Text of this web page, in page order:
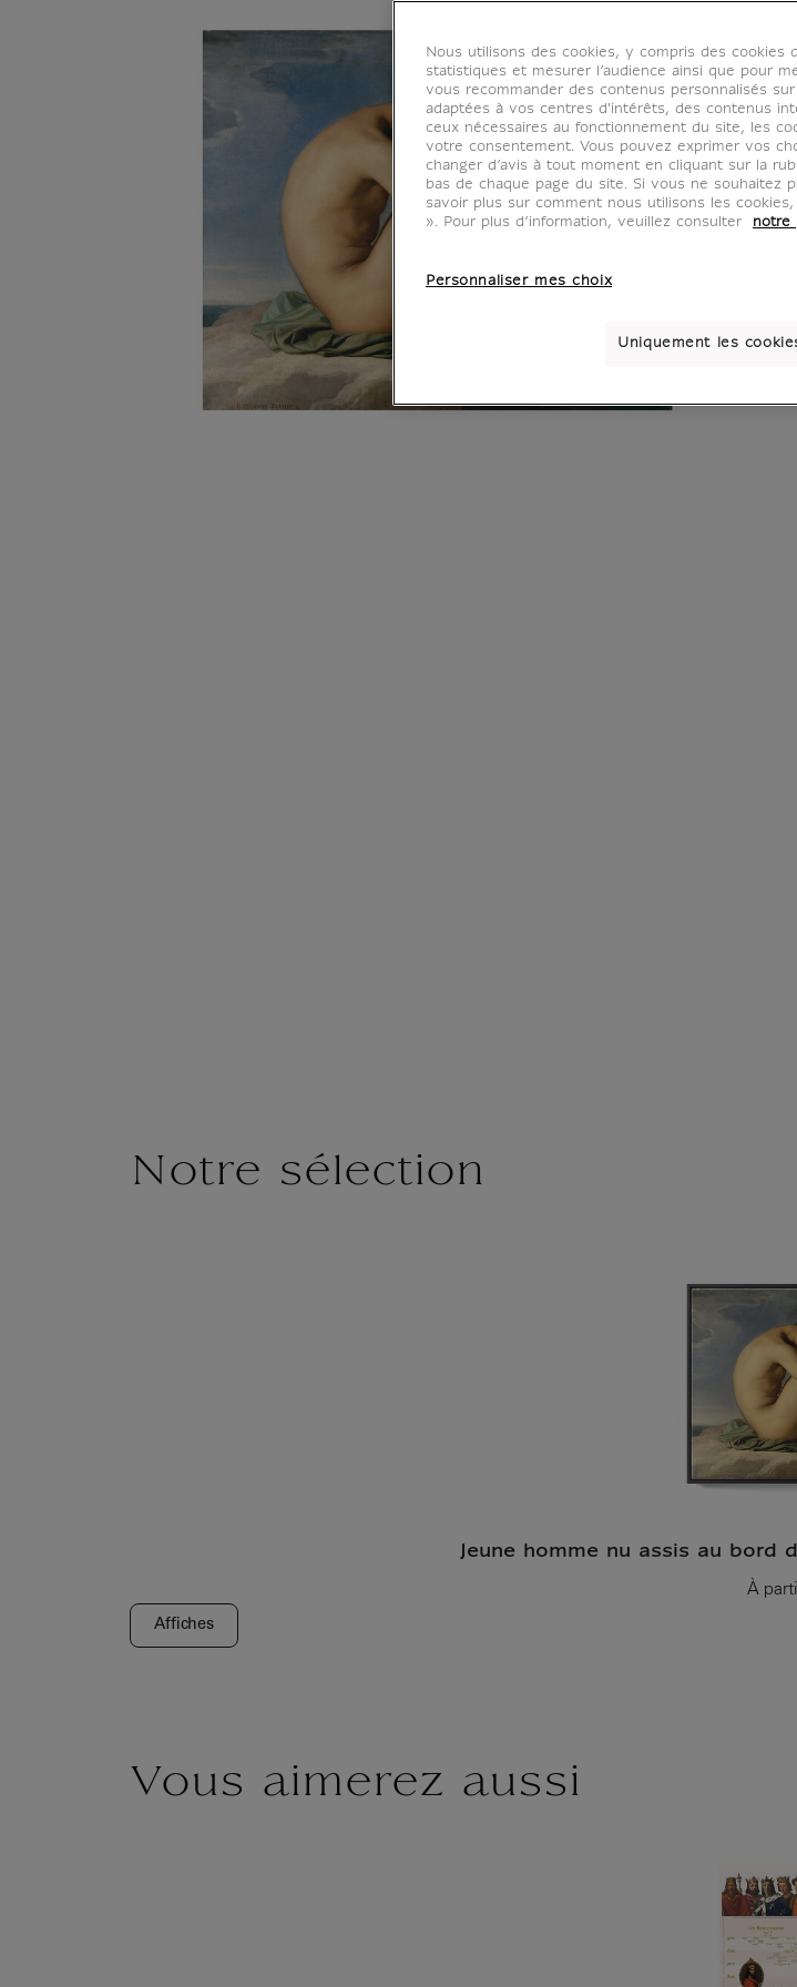
Notre sélection
Jeune homme nu assis au bord
À
Affiches
Vous aimerez aussi
Nous utilisons des cookies, y compris des cookies
statistiques et mesurer l’audience ainsi que pour
vous recommander des contenus personnalisés
adaptées à vos centres d'intérêts, des contenus
ceux nécessaires au fonctionnement du site, les
votre consentement. Vous pouvez exprimer vos
changer d’avis à tout moment en cliquant sur la
bas de chaque page du site. Si vous ne souhaitez
savoir plus sur comment nous utilisons les
». Pour plus d’information, veuillez consulter
notre
Personnaliser mes choix
Uniquement les